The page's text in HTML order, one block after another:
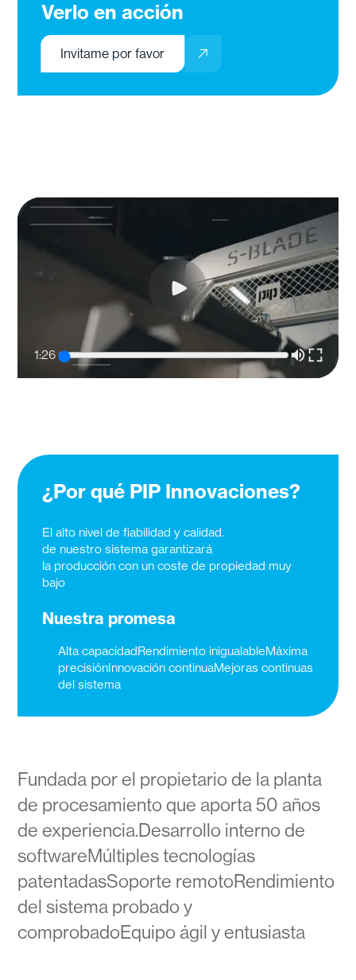
Verlo en acción
Invitame por favor
1:26
¿Por qué PIP Innovaciones?
El alto nivel de fiabilidad y calidad.
de nuestro sistema garantizará
la producción con un coste de propiedad muy
bajo
Nuestra promesa
Alta capacidadRendimiento inigualableMáxima
precisiónInnovación continuaMejoras continuas
del sistema
Fundada por el propietario de la planta
de procesamiento que aporta 50 años
de experiencia.Desarrollo interno de
softwareMúltiples tecnologías
patentadasSoporte remotoRendimiento
del sistema probado y
comprobadoEquipo ágil y entusiasta